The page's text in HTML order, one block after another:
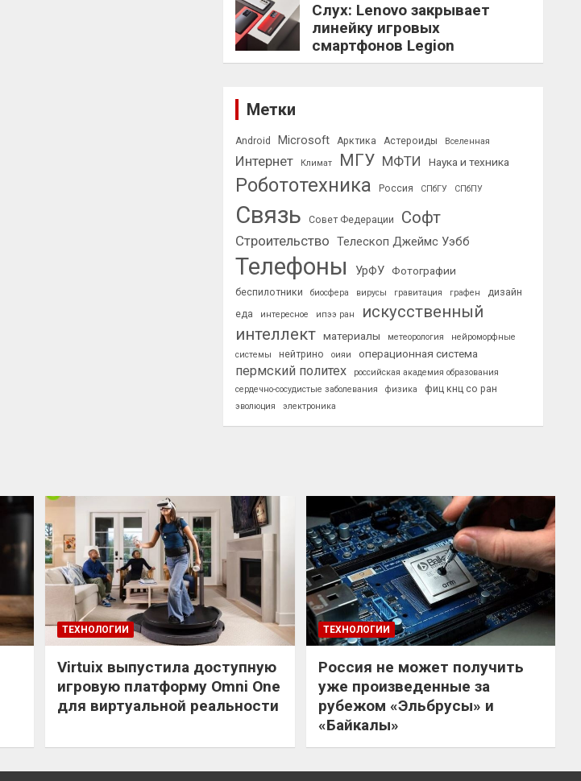
Слух: Lenovo закрывает
линейку игровых
смартфонов Legion
Метки
Android Microsoft Арктика Астероиды Вселенная
Интернет Климат МГУ МФТИ Наука и техника
Робототехника Россия СПбГУ СПбПУ
Связь Совет Федерации Софт
Строительство Телескоп Джеймс Уэбб
Телефоны УрФУ Фотографии
беспилотники биосфера вирусы гравитация графен
дизайн
еда
интересное ипээ ран
искусственный
интеллект материалы метеорология
нейроморфные
системы
нейтрино оияи операционная система
пермский политех
российская академия образования
сердечно-сосудистые заболевания
физика фиц кнц со ран
эволюция электроника
ТЕХНОЛОГИИ
Virtuix выпустила доступную
игровую платформу Omni One
для виртуальной реальности
ТЕХНОЛОГИИ
Россия не может получить
уже произведенные за
рубежом «Эльбрусы» и
«Байкалы»